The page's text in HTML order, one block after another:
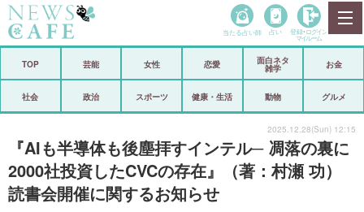
政治
芸能 スポーツ
恋愛 ビックリ
当たる占い師 占い 登録• ログイン
マイルーム
TOP 芸能 女性 恋愛
面白ネタ
雑学
お金
社会 政治 スポーツ 健康・生活 動物 グルメ
『AIも半導体も後塵拝すインテル─ 凋落の裏に
2000社投資したCVCの存在』（著：村瀬 功）
読書会開催に関するお知らせ
2025.12.28(Sun) 12:15